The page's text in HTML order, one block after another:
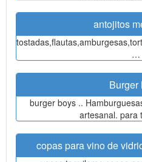
antojitos
…
Burger
burger boys ..
artesanal.
copas para vino de